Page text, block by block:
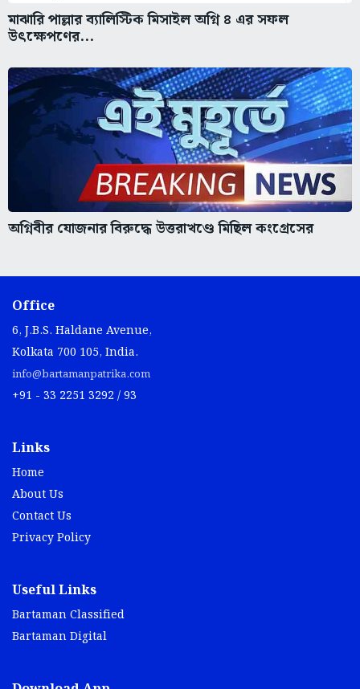
মাঝারি পাল্লার ব্যালিস্টিক মিসাইল অগ্নি ৪ এর সফল
উৎক্ষেপণের...
অগ্নিবীর যোজনার বিরুদ্ধে উত্তরাখণ্ডে মিছিল কংগ্রেসের
Office
6, J.B.S. Haldane Avenue,
Kolkata 700 105, India.
info@bartamanpatrika.com
+91 - 33 2251 3292 / 93
Links
Home
About Us
Contact Us
Privacy Policy
Useful Links
Bartaman Classified
Bartaman Digital